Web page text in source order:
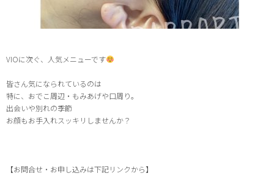
VIOに次ぐ、人気メニューです
皆さん気になられているのは
特に、おでこ周辺・もみあげや口周り。
出会いや別れの季節
お顔もお手入れスッキリしませんか？
【お問合せ・お申し込みは下記リンクから】